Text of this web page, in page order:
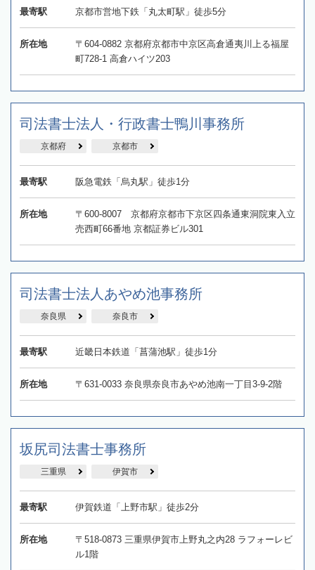
最寄駅 京都市営地下鉄「丸太町駅」徒歩5分
所在地
〒604-0882 京都府京都市中京区高倉通夷川上る福屋
町728-1 高倉ハイツ203
司法書士法人・行政書士鴨川事務所
京都府 京都市
最寄駅 阪急電鉄「烏丸駅」徒歩1分
所在地
〒600-8007 京都府京都市下京区四条通東洞院東入立
売西町66番地 京都証券ビル301
司法書士法人あやめ池事務所
奈良県 奈良市
最寄駅 近畿日本鉄道「菖蒲池駅」徒歩1分
所在地 〒631-0033 奈良県奈良市あやめ池南一丁目3-9-2階
坂尻司法書士事務所
三重県 伊賀市
最寄駅 伊賀鉄道「上野市駅」徒歩2分
所在地
〒518-0873 三重県伊賀市上野丸之内28 ラフォーレビ
ル1階